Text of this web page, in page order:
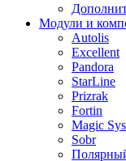
Модули и
Autolis
Excellent
Pandora
StarLine
Prizrak
Fortin
Magic
Sobr